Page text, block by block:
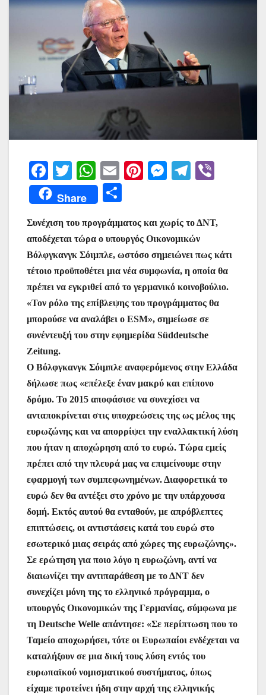
F
a
c
e
b
o
o
k
T
w
itt
er
W
h
at
s
A
p
p
E
m
ai
l
Pi
e
st
M
s
e
n
g
er
T
gr
a
m
Share
ρ
α
σ
τε
ίτ
ε
Συνέχιση του προγράμματος και χωρίς το ΔΝΤ,
αποδέχεται τώρα ο υπουργός Οικονομικών
Βόλφγκανγκ Σόιμπλε, ωστόσο σημειώνει πως κάτι
τέτοιο προϋποθέτει μια νέα συμφωνία, η οποία θα
πρέπει να εγκριθεί από το γερμανικό κοινοβούλιο.
«Τον ρόλο της επίβλεψης του προγράμματος θα
μπορούσε να αναλάβει ο ESM», σημείωσε σε
συνέντευξή του στην εφημερίδα Süddeutsche
Zeitung.
Ο Βόλφγκανγκ Σόιμπλε αναφερόμενος στην Ελλάδα
δήλωσε πως «επέλεξε έναν μακρύ και επίπονο
δρόμο. Το 2015 αποφάσισε να συνεχίσει να
ανταποκρίνεται στις υποχρεώσεις της ως μέλος της
ευρωζώνης και να απορρίψει την εναλλακτική λύση
που ήταν η αποχώρηση από το ευρώ. Τώρα εμείς
πρέπει από την πλευρά μας να επιμείνουμε στην
εφαρμογή των συμπεφωνημένων. Διαφορετικά το
ευρώ δεν θα αντέξει στο χρόνο με την υπάρχουσα
δομή. Εκτός αυτού θα ενταθούν, με απρόβλεπτες
επιπτώσεις, οι αντιστάσεις κατά του ευρώ στο
εσωτερικό μιας σειράς από χώρες της ευρωζώνης».
Σε ερώτηση για ποιο λόγο η ευρωζώνη, αντί να
διαιωνίζει την αντιπαράθεση με το ΔΝΤ δεν
συνεχίζει μόνη της το ελληνικό πρόγραμμα, ο
υπουργός Οικονομικών της Γερμανίας, σύμφωνα με
τη Deutsche Welle απάντησε: «Σε περίπτωση που το
Ταμείο αποχωρήσει, τότε οι Ευρωπαίοι ενδέχεται να
καταλήξουν σε μια δική τους λύση εντός του
ευρωπαϊκού νομισματικού συστήματος, όπως
είχαμε προτείνει ήδη στην αρχή της ελληνικής